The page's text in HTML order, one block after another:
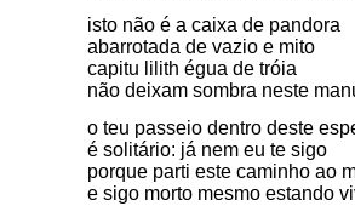
isto não é a caixa de pandora
abarrotada de vazio e mito
capitu lilith égua de tróia
não deixam sombra neste
o teu passeio dentro deste
é solitário: já nem eu te sigo
porque parti este caminho ao
e sigo morto mesmo estando